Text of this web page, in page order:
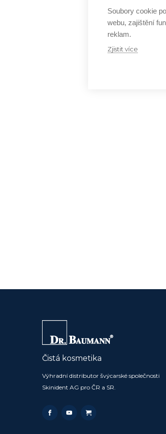
Čistá kosmetika
Výhradní distributor švýcarské společnosti
Skinident AG pro ČR a SR.
Soubory cookie
webu, zajištění
reklam.
Zjistit více